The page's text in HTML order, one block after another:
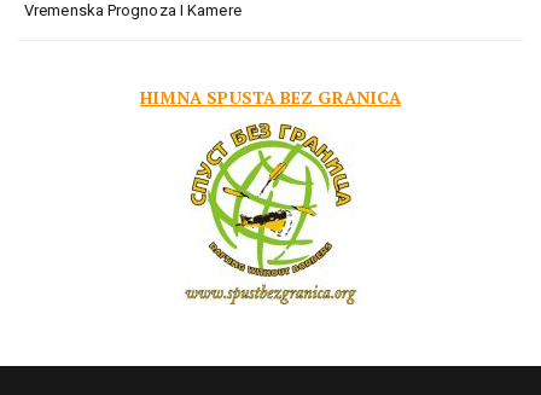
Vremenska Prognoza I Kamere
HIMNA SPUSTA BEZ GRANICA